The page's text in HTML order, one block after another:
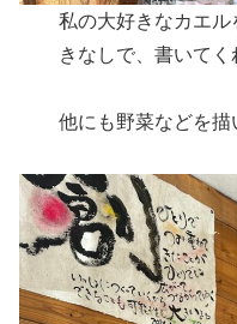
私の大好きなカエ
きなしで、書いてく
他にも野菜などを描